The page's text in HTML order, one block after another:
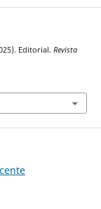
Editorial. Revista